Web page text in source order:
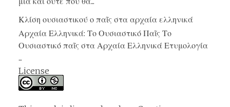
Κλίση ουσιαστικού ο παῖς στα αρχαία ελληνικά
Αρχαία Ελληνικά: Το Ουσιαστικό Παῖς Το
Ουσιαστικό παῖς στα Αρχαία Ελληνικά Ετυμολογία
...
License